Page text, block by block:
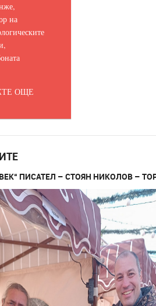
на
ОЩЕ
ПИСАТЕЛ – СТОЯН НИКОЛОВ –